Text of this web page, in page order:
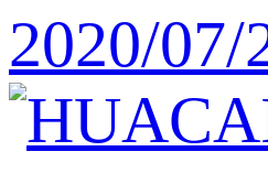
2020/07/